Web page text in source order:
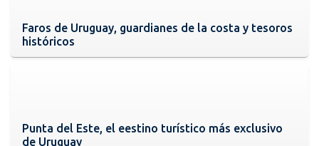
Faros de Uruguay, guardianes de la costa y tesoros
históricos
Punta del Este, el eestino turístico más exclusivo
de Uruguay